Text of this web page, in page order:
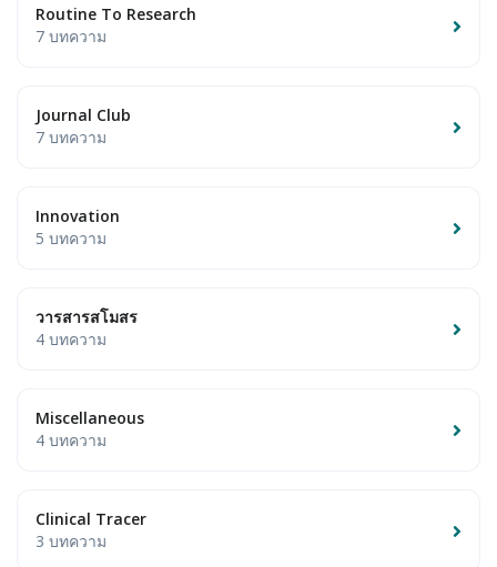
Routine To Research
7 บทความ
Journal Club
7 บทความ
Innovation
5 บทความ
วารสารสโมสร
4 บทความ
Miscellaneous
4 บทความ
Clinical Tracer
3 บทความ